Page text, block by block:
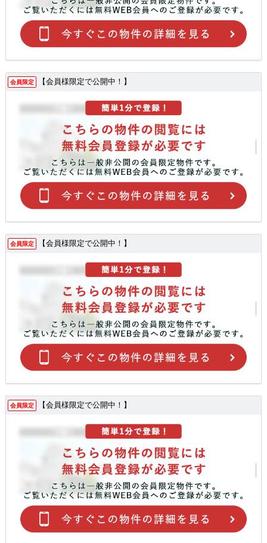
会員限定 【会員様限定で公開中！】
会員限定 【会員様限定で公開中！】
会員限定 【会員様限定で公開中！】